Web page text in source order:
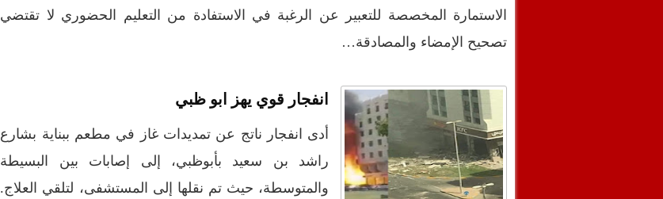
الاستمارة المخصصة للتعبير عن الرغبة في الاستفادة من التعليم الحضوري لا تقتضي
تصحيح الإمضاء والمصادقة…
انفجار قوي يهز ابو ظبي
أدى انفجار ناتج عن تمديدات غاز في مطعم ببناية بشارع
راشد بن سعيد بأبوظبي، إلى إصابات بين البسيطة
والمتوسطة، حيث تم نقلها إلى المستشفى، لتلقي العلاج.